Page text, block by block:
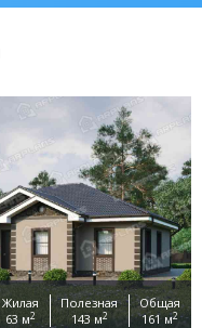
Жилая
63 м2
Полезная
143 м2
Общая
161 м2